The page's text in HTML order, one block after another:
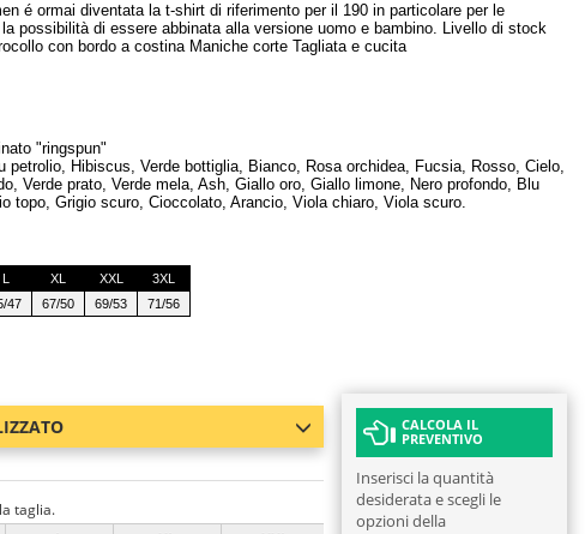
é ormai diventata la t-shirt di riferimento per il 190 in particolare per le
possibilità di essere abbinata alla versione uomo e bambino. Livello di stock
con bordo a costina Maniche corte Tagliata e cucita
"ringspun"
petrolio, Hibiscus, Verde bottiglia, Bianco, Rosa orchidea, Fucsia, Rosso, Cielo,
Verde prato, Verde mela, Ash, Giallo oro, Giallo limone, Nero profondo, Blu
topo, Grigio scuro, Cioccolato, Arancio, Viola chiaro, Viola scuro.
L XL XXL
3XL
47 67/50 69/53 71/56
taglia.
CALCOLA IL
PREVENTIVO
Inserisci la quantità
desiderata e scegli le
opzioni della